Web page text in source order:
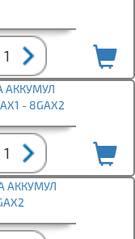
АККУМУЛ
- 8GAX2
АККУМУЛ